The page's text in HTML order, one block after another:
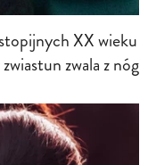
XX wieku
zwala z nóg